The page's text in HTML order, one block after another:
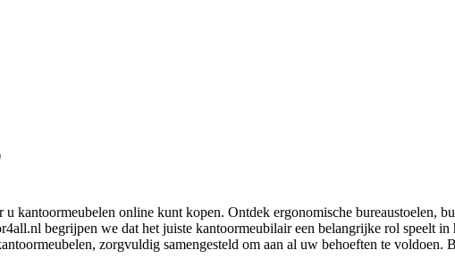
u kantoormeubelen online kunt kopen. Ontdek ergonomische bureaustoelen,
begrijpen we dat het juiste kantoormeubilair een belangrijke rol speelt
zorgvuldig samengesteld om aan al uw behoeften te voldoen.